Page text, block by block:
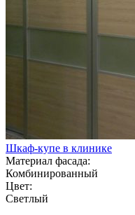
Шкаф-купе в клинике
Материал фасада:
Комбинированный
Цвет:
Светлый